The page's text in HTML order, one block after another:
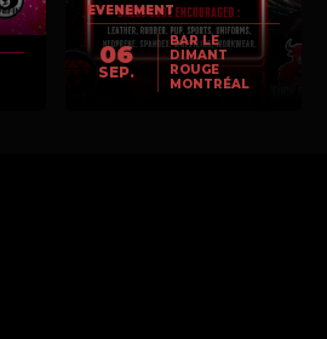
EVENEMENT
06
SEP.
BAR LE
DIMANT
ROUGE
MONTRÉAL